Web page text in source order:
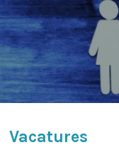
Vacatures